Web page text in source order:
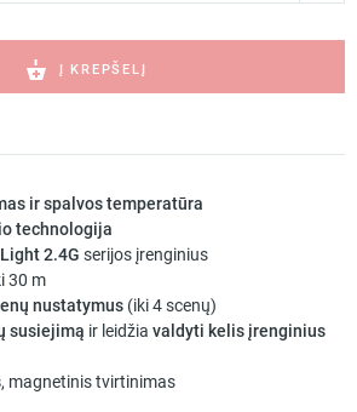
Į KREPŠELĮ
ir spalvos temperatūra
technologija
2.4G serijos įrenginius
30 m
nustatymus (iki 4 scenų)
susiejimą ir leidžia valdyti kelis įrenginius
, magnetinis tvirtinimas